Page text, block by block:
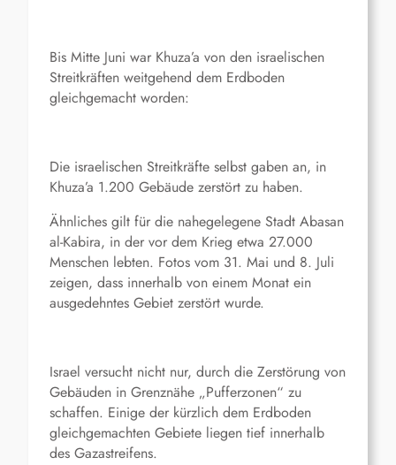
Bis Mitte Juni war Khuza’a von den israelischen
Streitkräften weitgehend dem Erdboden
gleichgemacht worden:
Die israelischen Streitkräfte selbst gaben an, in
Khuza’a 1.200 Gebäude zerstört zu haben.
Ähnliches gilt für die nahegelegene Stadt Abasan
al-Kabira, in der vor dem Krieg etwa 27.000
Menschen lebten. Fotos vom 31. Mai und 8. Juli
zeigen, dass innerhalb von einem Monat ein
ausgedehntes Gebiet zerstört wurde.
Israel versucht nicht nur, durch die Zerstörung von
Gebäuden in Grenznähe „Pufferzonen“ zu
schaffen. Einige der kürzlich dem Erdboden
gleichgemachten Gebiete liegen tief innerhalb
des Gazastreifens.